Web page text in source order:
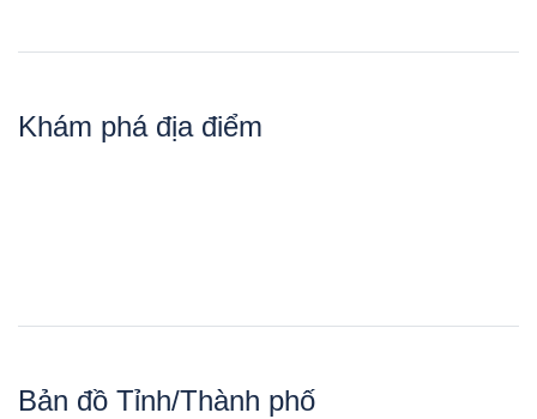
Khám phá địa điểm
Bản đồ Tỉnh/Thành phố